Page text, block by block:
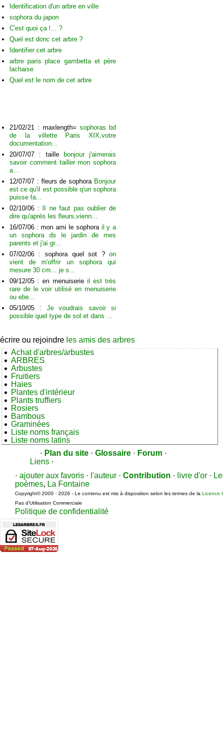
Identification d'un arbre en ville
sophora du japon
C'est quoi ça !... ?
Quel est donc cet arbre ?
Identifier cet arbre
arbre paris place gambetta et père
lachaise
Quel est le nom de cet arbre
21/02/21 : maxlength= sophoras bd
de la villette Paris XIX,votre
documentation...
20/07/07 : taille bonjour j'aimerais
savoir comment tailler mon sophora
a...
12/07/07 : fleurs de sophora Bonjour
est ce qu'il est possible q'un sophora
puisse fa...
02/10/06 : Il ne faut pas oublier de
dire qu'après les fleurs,vienn...
16/07/06 : mon ami le sophora il y a
un sophora ds le jardin de mes
parents et j'ai gr...
07/02/06 : sophora quel sot ?on
vient de m'offrir un sophora qui
mesure 30 cm... je s...
09/12/05 : en menuiserie il est très
rare de le voir utilisé en menuiserie
ou ebe...
05/10/05 : Je voudrais savoir si
possible quel type de sol et dans ...
écrire ou rejoindre les amis des arbres
Achat d'arbres/arbustes
ARBRES
Arbustes
Fruitiers
Haies
Plantes d'intérieur
Plants truffiers
Rosiers
Bambous
Graminées
Liste noms français
Liste noms latins
· Plan du site · Glossaire · Forum ·
Liens ·
· ajouter aux favoris · l'auteur · Contribution · livre d'or ·
poèmes, La Fontaine
Copyright© 2000 · 2026 - Le contenu est mis à disposition selon les termes de la Licence
Pas d’Utilisation Commerciale
Politique de confidentialité